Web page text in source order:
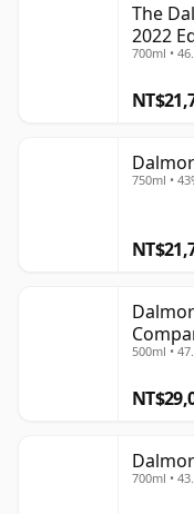
The
2022
700ml •
750ml •
500ml •
700ml •